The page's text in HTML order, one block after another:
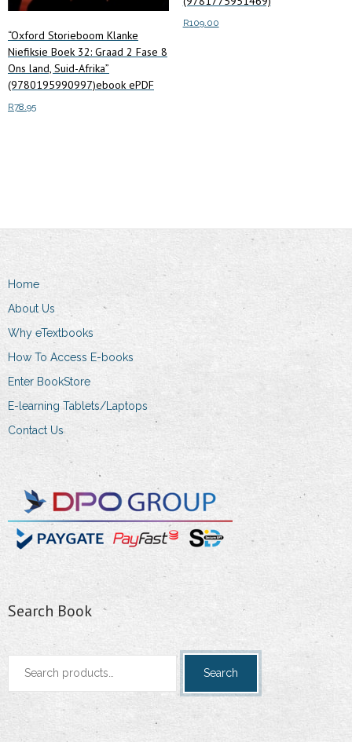
“Oxford Storieboom Klanke
Niefiksie Boek 32: Graad 2 Fase 8
Ons land, Suid-Afrika”
(9780195990997)ebook ePDF
R78.95
R109.00
Home
About Us
Why eTextbooks
How To Access E-books
Enter BookStore
E-learning Tablets/Laptops
Contact Us
Search Book
Search
Search